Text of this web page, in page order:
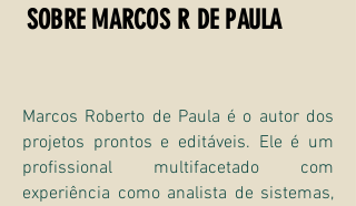
SOBRE MARCOS R DE PAULA
Marcos Roberto de Paula é o autor dos
projetos prontos e editáveis. Ele é um
profissional multifacetado com
experiência como analista de sistemas,